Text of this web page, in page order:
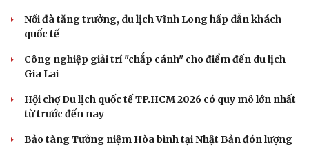
Nối đà tăng trưởng, du lịch Vĩnh Long hấp dẫn khách
quốc tế
Công nghiệp giải trí "chắp cánh" cho điểm đến du lịch
Gia Lai
Hội chợ Du lịch quốc tế TP.HCM 2026 có quy mô lớn nhất
từ trước đến nay
Bảo tàng Tưởng niệm Hòa bình tại Nhật Bản đón lượng